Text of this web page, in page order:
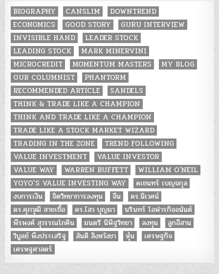
BIOGRAPHY CANSLIM
DOWNTREND
ECONOMICS
GOOD STORY
GURU INTERVIEW
INVISIBLE HAND
LEADER STOCK
LEADING STOCK
MARK MINERVINI
MICROCREDIT
MOMENTUM MASTERS
MY BLOG
OUR COLUMNIST
PHANTORM
RECOMMENDED ARTICLE
SANDELS
THINK & TRADE LIKE A CHAMPION
THINK AND TRADE LIKE A CHAMPION
TRADE LIKE A STOCK MARKET WIZARD
TRADING IN THE ZONE
TREND FOLLOWING
VALUE INVESTMENT
VALUE INVESTOR
VALUE WAY
WARREN BUFFETT
WILLIAM O'NEIL
YOYO’S VALUE INVESTING WAY
คเชนทร์ เบญจกุล
งบการเงิน
จิตวิทยาการลงทุน จีน
ดร.นิเวศน์
ดร.ศุภวุฒิ สายเชื้อ
ดร.ไสว บุญมา
นรินทร์ โอฬารกิจอนันต์
พีรพงศ์ สุวรรณโภคิน
มนตรี นิพิฐวิทยา ลงทุน
ลูกอีสาน
วิบูลย์ พึงประเสริฐ
สันติ สิงหวังชา หุ้น
เศรษฐกิจ
เศรษฐศาสตร์